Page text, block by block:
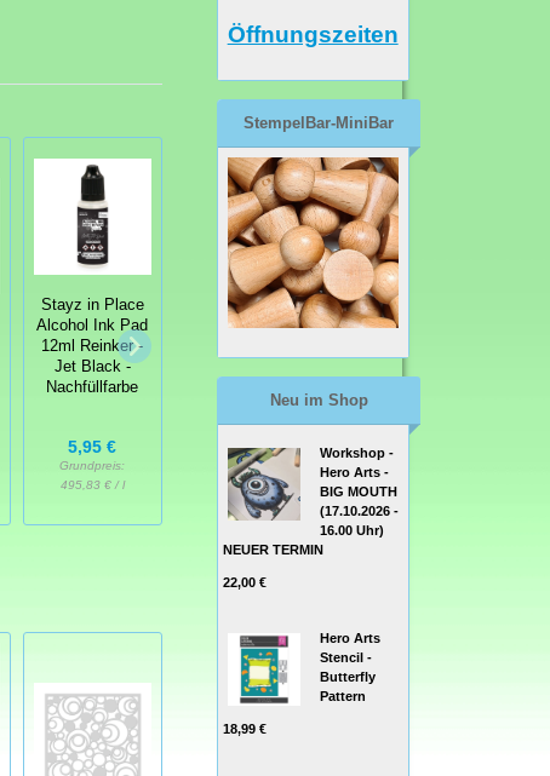
Stayz in Place
Alcohol Ink Pad
12ml Reinker -
Jet Black -
Nachfüllfarbe
5,95 €
Grundpreis:
495,83 € / l
Couture
Creations -
Alcohol Inks
Pearlised
3,95 €
Grundpreis:
329,17 € / l
Couture
Creations -
Blending
Solution -
Farbaufheller
4,99 €
166,33 € / l
Öffnungszeiten
StempelBar-MiniBar
Neu im Shop
Workshop -
Hero Arts -
BIG MOUTH
(17.10.2026 -
16.00 Uhr)
NEUER TERMIN
22,00 €
Hero Arts
Stencil -
Butterfly
Pattern
18,99 €